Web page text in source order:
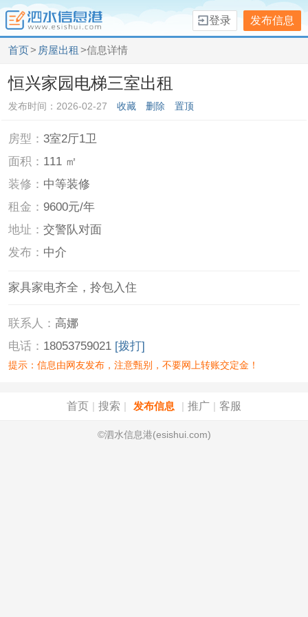
发布信息
登录
首页> 房屋出租 >信息详情
恒兴家园电梯三室出租
发布时间：2026-02-27 收藏 删除 置顶
房型：3室2厅1卫
面积： 111 ㎡
装修： 中等装修
租金：9600元/年
地址：交警队对面
发布： 中介
家具家电齐全，拎包入住
联系人：高娜
电话： 18053759021 [拨打]
提示：信息由网友发布，注意甄别，不要网上转账交定金！
首页 搜索 发布信息 推广 客服
©泗水信息港(esishui.com)